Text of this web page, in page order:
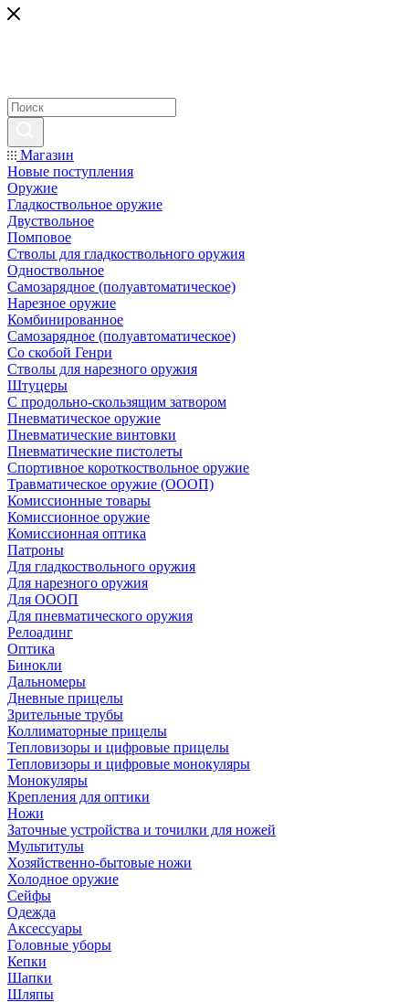
Магазин
Новые поступления
Оружие
Гладкоствольное оружие
Двуствольное
Помповое
Стволы для гладкоствольного оружия
Одноствольное
Самозарядное (полуавтоматическое)
Нарезное оружие
Комбинированное
Самозарядное (полуавтоматическое)
Со скобой Генри
Стволы для нарезного оружия
Штуцеры
С продольно-скользящим затвором
Пневматическое оружие
Пневматические винтовки
Пневматические пистолеты
Спортивное короткоствольное оружие
Травматическое оружие (ОООП)
Комиссионные товары
Комиссионное оружие
Комиссионная оптика
Патроны
Для гладкоствольного оружия
Для нарезного оружия
Для ОООП
Для пневматического оружия
Релоадинг
Оптика
Бинокли
Дальномеры
Дневные прицелы
Зрительные трубы
Коллиматорные прицелы
Тепловизоры и цифровые прицелы
Тепловизоры и цифровые монокуляры
Монокуляры
Крепления для оптики
Ножи
Заточные устройства и точилки для ножей
Мультитулы
Хозяйственно-бытовые ножи
Холодное оружие
Сейфы
Одежда
Аксессуары
Головные уборы
Кепки
Шапки
Шляпы